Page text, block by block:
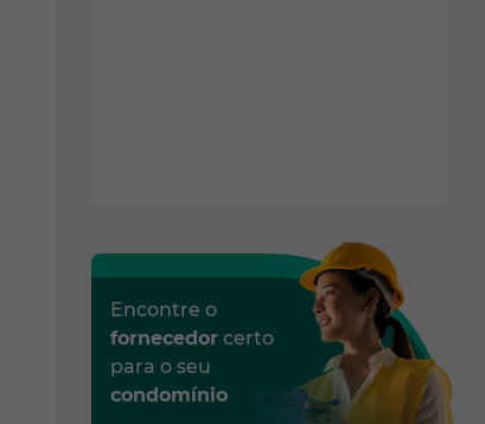
Encontre o
fornecedor certo
para o seu
condomínio